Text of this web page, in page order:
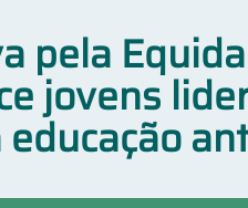
pela
jovens